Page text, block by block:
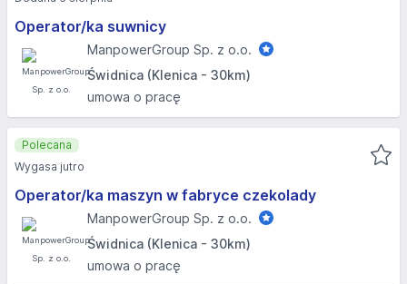
Operator/ka suwnicy
ManpowerGroup Sp. z o.o.
Świdnica (Klenica - 30km)
umowa o pracę
Operator/ka maszyn w fabryce czekolady
ManpowerGroup Sp. z o.o.
Świdnica (Klenica - 30km)
umowa o pracę
Polecana
Wygasa jutro